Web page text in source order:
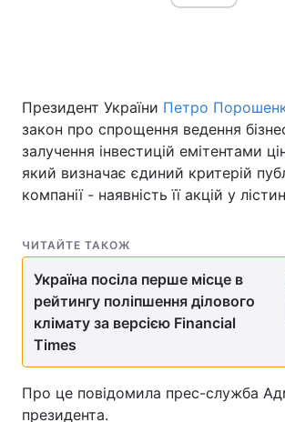
Президент України Петро
закон про спрощення ведення
залучення інвестицій емітентами
який визначає єдиний критерій
компанії - наявність її акцій у
ЧИТАЙТЕ ТАКОЖ
Україна посіла перше місце в
рейтингу поліпшення ділового
клімату за версією Financial
Times
Про це повідомила прес-служба
президента.